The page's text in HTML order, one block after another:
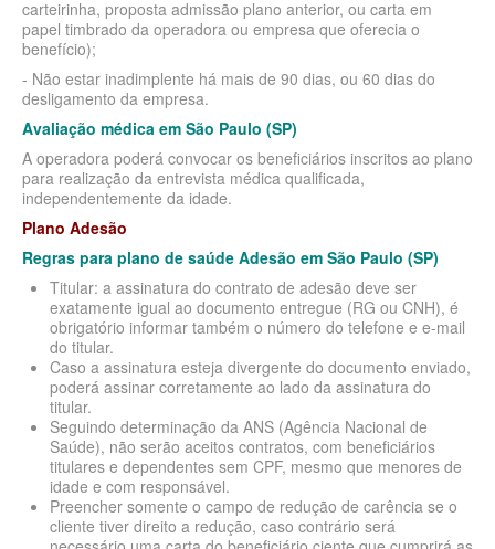
PLANO DE SAÚDE CLASSES AACL
PLANO DE SAÚDE CUIDAR ME
PLANO DE SAÚDE DIX
PLANO DE SAÚDE GARANTIA GS SAÚDE
PLANO DE SAÚDE GARANTIA ADVENTISTA
PLANO DE SAÚDE GOLDEN CROSS
PLANO DE SAÚDE GNDI
PLANO DE SAÚDE KIPP
PLANO DE SAÚDE INTERMÉDICA
PLANO DE SAÚDE GREENLINE
PLANO DE SAÚDE LINCX
PLANO DE SAÚDE STA CASA MAUÁ
PLANO DE SAÚDE MEDIAL
carteirinha, proposta admissão plano anterior, ou carta em
papel timbrado da operadora ou empresa que oferecia o
benefício);
- Não estar inadimplente há mais de 90 dias, ou 60 dias do
desligamento da empresa.
Avaliação médica em São Paulo (SP)
A operadora poderá convocar os beneficiários inscritos ao plano
para realização da entrevista médica qualificada,
independentemente da idade.
Plano Adesão
Regras para plano de saúde Adesão em São Paulo (SP)
Titular: a assinatura do contrato de adesão deve ser
exatamente igual ao documento entregue (RG ou CNH), é
obrigatório informar também o número do telefone e e-mail
do titular.
Caso a assinatura esteja divergente do documento enviado,
poderá assinar corretamente ao lado da assinatura do
titular.
Seguindo determinação da ANS (Agência Nacional de
Saúde), não serão aceitos contratos, com beneficiários
titulares e dependentes sem CPF, mesmo que menores de
idade e com responsável.
Preencher somente o campo de redução de carência se o
cliente tiver direito a redução, caso contrário será